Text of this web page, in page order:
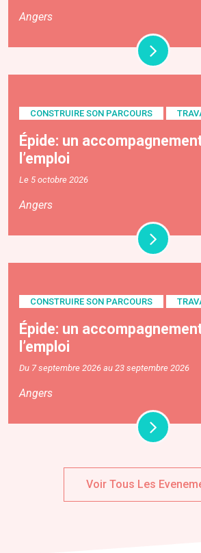
Angers
CONSTRUIRE SON PARCOURS
Épide: un
l’emploi
Le 5 octobre 2026
Angers
CONSTRUIRE SON PARCOURS
Épide: un
l’emploi
Du 7 septembre 2026 au 23 septembre 2026
Angers
Voir Tous Les